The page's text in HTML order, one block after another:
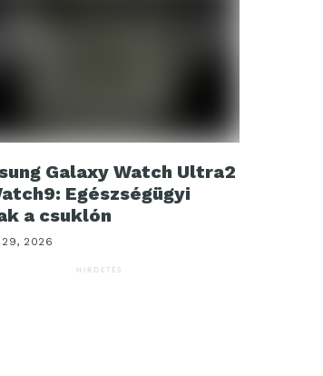
Galaxy Watch Ultra2
Egészségügyi
a csuklón
29, 2026
HIRDETÉS